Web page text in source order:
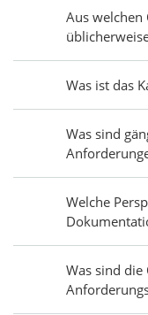
Aus
Was ist das
Was sind
Welche
Was sind